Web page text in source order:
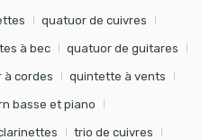
quatuor de cuivres
à bec quatuor de guitares
à cordes quintette à vents
basse et piano
trio de cuivres